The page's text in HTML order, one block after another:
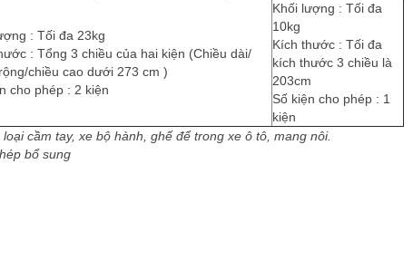
: Tối đa 23kg
: Tổng 3 chiều của hai kiện (Chiều dài/
chiều cao dưới 273 cm )
cho phép : 2 kiện
Khối lượng : Tối đa
10kg
Kích thước : Tối đa
kích thước 3 chiều là
203cm
Số kiện cho phép : 1
kiện
cầm tay, xe bộ hành, ghế để trong xe ô tô, mang nôi.
bổ sung